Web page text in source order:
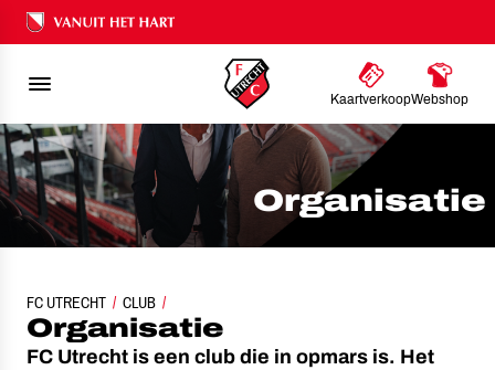
Ons nalatenschap
KaartverkoopWebshop
Organisatie
FC UTRECHT CLUB
ORGANISATIE: FC UTRECHT VANUIT HET HART
Organisatie
FC Utrecht is een club die in opmars is. Het